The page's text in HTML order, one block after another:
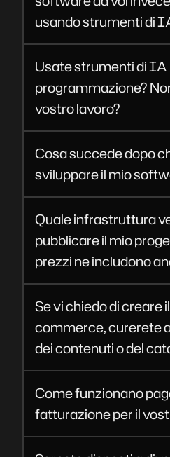
usando strumenti di
Usate strumenti di IA
programmazione?
vostro lavoro?
Cosa succede dopo
sviluppare il mio
Quale infrastruttura
pubblicare il mio
prezzi ne includono
Se vi chiedo di creare
commerce, curerete
dei contenuti o del
Come funzionano
fatturazione per il